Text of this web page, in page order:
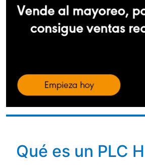
Qué es un PLC